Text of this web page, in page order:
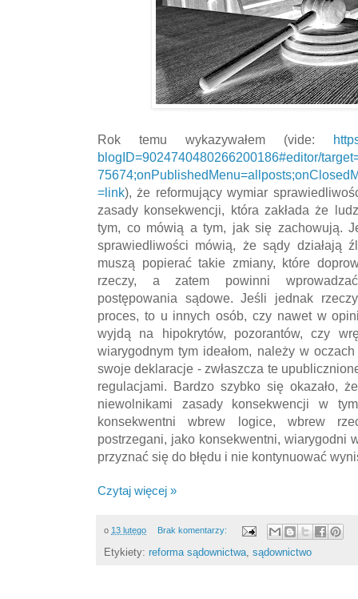
Rok temu wykazywałem (vide:
blogID=9024740480266200186#editor/
=link), że reformujący wymiar
zasady konsekwencji, która zakłada że
tym, co mówią a tym, jak się zachowują.
sprawiedliwości mówią, że sądy działają
muszą popierać takie zmiany, które
rzeczy, a zatem powinni
postępowania sądowe. Jeśli jednak
proces, to u innych osób, czy nawet w
wyjdą na hipokrytów, pozorantów, czy
wiarygodnym tym ideałom, należy w
swoje deklaracje - zwłaszcza te
regulacjami. Bardzo szybko się okazało,
niewolnikami zasady konsekwencji w
konsekwentni wbrew logice, wbrew
postrzegani, jako konsekwentni, wiarygodni
przyznać się do błędu i nie kontynuować
Czytaj więcej »
o 13 lutego Brak komentarzy:
Etykiety: reforma sądownictwa sądownictwo